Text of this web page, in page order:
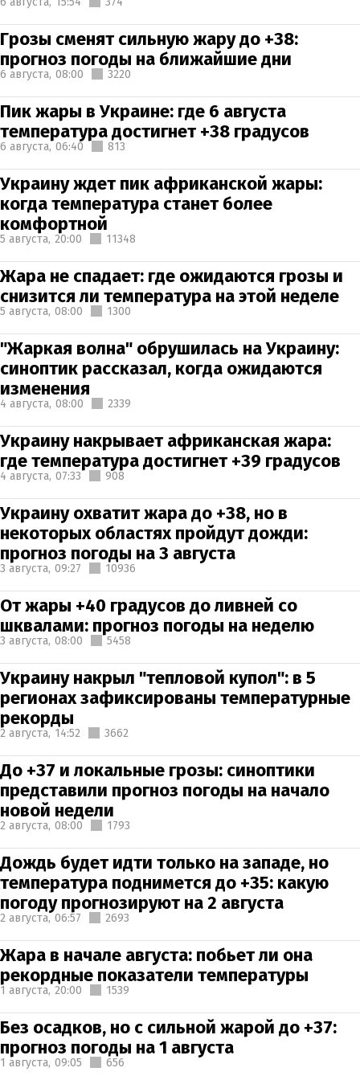
Грозы сменят сильную жару до +38:
прогноз погоды на ближайшие дни
6 августа, 08:00 3220
Пик жары в Украине: где 6 августа
температура достигнет +38 градусов
6 августа, 06:40 813
Украину ждет пик африканской жары:
когда температура станет более
комфортной
5 августа, 20:00 11348
Жара не спадает: где ожидаются грозы и
снизится ли температура на этой неделе
5 августа, 08:00 1300
"Жаркая волна" обрушилась на Украину:
синоптик рассказал, когда ожидаются
изменения
4 августа, 08:00 2339
Украину накрывает африканская жара:
где температура достигнет +39 градусов
4 августа, 07:33 908
Украину охватит жара до +38, но в
некоторых областях пройдут дожди:
прогноз погоды на 3 августа
3 августа, 09:27 10936
От жары +40 градусов до ливней со
шквалами: прогноз погоды на неделю
3 августа, 08:00 5458
Украину накрыл "тепловой купол": в 5
регионах зафиксированы температурные
рекорды
2 августа, 14:52 3662
До +37 и локальные грозы: синоптики
представили прогноз погоды на начало
новой недели
2 августа, 08:00 1793
Дождь будет идти только на западе, но
температура поднимется до +35: какую
погоду прогнозируют на 2 августа
2 августа, 06:57 2693
Жара в начале августа: побьет ли она
рекордные показатели температуры
1 августа, 20:00 1539
Без осадков, но с сильной жарой до +37:
прогноз погоды на 1 августа
1 августа, 09:05 656